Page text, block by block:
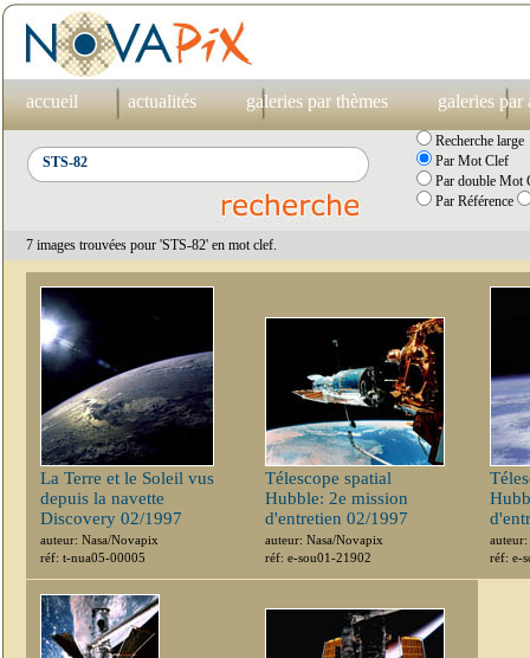
accueil actualités galeries par thèmes galeries par
Recherche large
Par Mot Clef
Par double Mot
Par Référence
7 images trouvées pour 'STS-82' en mot clef.
La Terre et le Soleil vus
depuis la navette
Discovery 02/1997
auteur: Nasa/Novapix
réf: t-nua05-00005
Télescope spatial
Hubble: 2e mission
d'entretien 02/1997
auteur: Nasa/Novapix
réf: e-sou01-21902
réf: e-